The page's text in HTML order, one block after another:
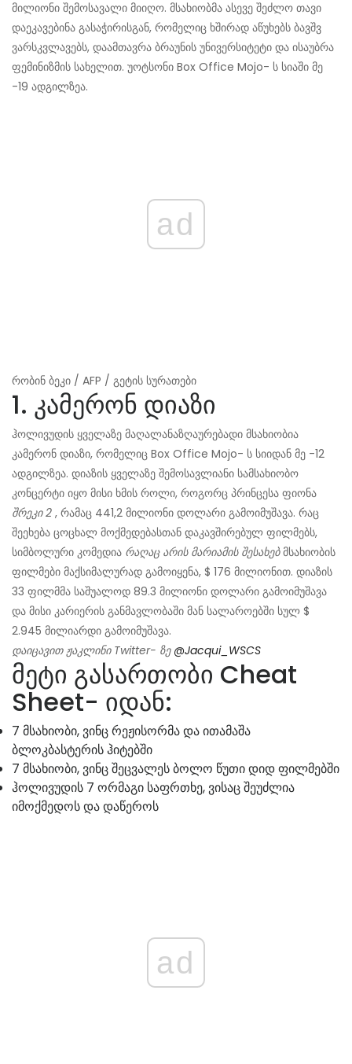
მილიონი შემოსავალი მიიღო. მსახიობმა ასევე შეძლო თავი
დაეკავებინა გასაჭირისგან, რომელიც ხშირად აწუხებს ბავშვ
ვარსკვლავებს, დაამთავრა ბრაუნის უნივერსიტეტი და ისაუბრა
ფემინიზმის სახელით. უოტსონი Box Office Mojo- ს სიაში მე
-19 ადგილზეა.
ad
რობინ ბეკი / AFP / გეტის სურათები
1. კამერონ დიაზი
ჰოლივუდის ყველაზე მაღალანაზღაურებადი მსახიობია
კამერონ დიაზი, რომელიც Box Office Mojo- ს სიიდან მე -12
ადგილზეა. დიაზის ყველაზე შემოსავლიანი სამსახიობო
კონცერტი იყო მისი ხმის როლი, როგორც პრინცესა ფიონა
შრეკი 2 , რამაც 441,2 მილიონი დოლარი გამოიმუშავა. რაც
შეეხება ცოცხალ მოქმედებასთან დაკავშირებულ ფილმებს,
სიმბოლური კომედია რაღაც არის მარიამის შესახებმსახიობის
ფილმები მაქსიმალურად გამოიყენა, $ 176 მილიონით. დიაზის
33 ფილმმა საშუალოდ 89.3 მილიონი დოლარი გამოიმუშავა
და მისი კარიერის განმავლობაში მან სალაროებში სულ $
2.945 მილიარდი გამოიმუშავა.
დაიცავით ჟაკლინი Twitter- ზე @Jacqui_WSCS
მეტი გასართობი Cheat
Sheet- იდან:
7 მსახიობი, ვინც რეჟისორმა და ითამაშა
ბლოკბასტერის ჰიტებში
7 მსახიობი, ვინც შეცვალეს ბოლო წუთი დიდ ფილმებში
ჰოლივუდის 7 ორმაგი საფრთხე, ვისაც შეუძლია
იმოქმედოს და დაწეროს
ad